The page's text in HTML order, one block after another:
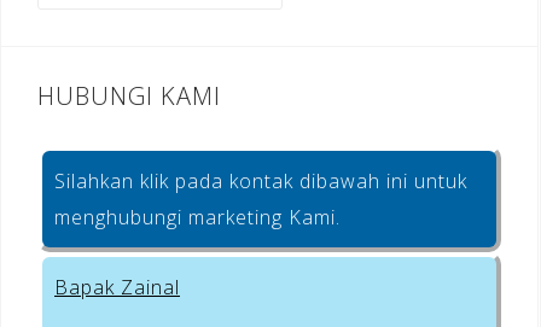
HUBUNGI KAMI
Silahkan klik pada kontak dibawah ini untuk
menghubungi marketing Kami.
Bapak Zainal